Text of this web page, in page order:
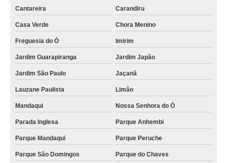
Cantareira Carandiru
Casa Verde Chora Menino
Freguesia do Ó Imirim
Jardim Guarapiranga Jardim Japão
Jardim São Paulo Jaçanã
Lauzane Paulista Limão
Mandaqui Nossa Senhora do Ó
Parada Inglesa Parque Anhembi
Parque Mandaqui Parque Peruche
Parque São Domingos Parque do Chaves